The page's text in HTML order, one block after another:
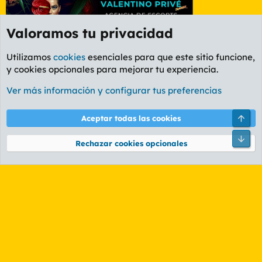
Foro General
Cookies
PL OLDSTYLE AMARILLO
Términos y reglas Política de privacidad Ayuda
Community platform by XenForo® © 2010-2026 XenForo Ltd.
Valoramos tu privacidad
Utilizamos cookies esenciales para que este sitio funcione,
y cookies opcionales para mejorar tu experiencia.
Ver más información y configurar tus preferencias
Aceptar todas las cookies
Rechazar cookies opcionales
Pie